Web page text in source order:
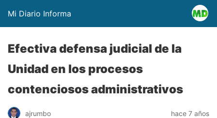
Mi Diario Informa
Efectiva defensa judicial de la
Unidad en los procesos
contenciosos administrativos
ajrumbo hace 7 años